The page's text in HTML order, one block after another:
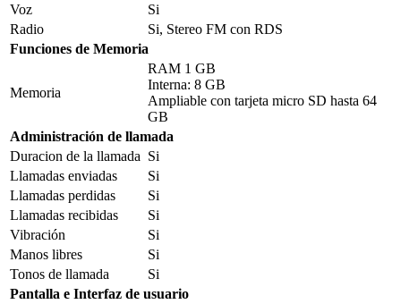
Voz
Si
Radio
Si, Stereo FM con RDS
Funciones de Memoria
Memoria
RAM 1 GB
Interna: 8 GB
Ampliable con tarjeta micro SD hasta 64
GB
Administración de llamada
Duracion de la llamada Si
Llamadas enviadas
Si
Llamadas perdidas
Si
Llamadas recibidas
Si
Vibración
Si
Manos libres
Si
Tonos de llamada
Si
Pantalla e Interfaz de usuario